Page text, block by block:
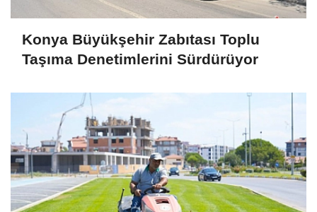
Konya Büyükşehir Zabıtası Toplu
Taşıma Denetimlerini Sürdürüyor